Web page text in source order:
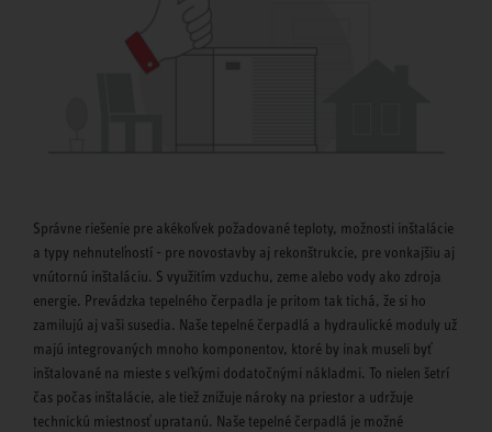
Správne riešenie pre akékoľvek požadované teploty, možnosti inštalácie
a typy nehnuteľností - pre novostavby aj rekonštrukcie, pre vonkajšiu aj
vnútornú inštaláciu. S využitím vzduchu, zeme alebo vody ako zdroja
energie. Prevádzka tepelného čerpadla je pritom tak tichá, že si ho
zamilujú aj vaši susedia. Naše tepelné čerpadlá a hydraulické moduly už
majú integrovaných mnoho komponentov, ktoré by inak museli byť
inštalované na mieste s veľkými dodatočnými nákladmi. To nielen šetrí
čas počas inštalácie, ale tiež znižuje nároky na priestor a udržuje
technickú miestnosť upratanú. Naše tepelné čerpadlá je možné